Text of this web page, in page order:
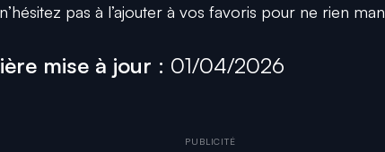
pas à l’ajouter à vos favoris pour ne rien
mise à jour : 01/04/2026